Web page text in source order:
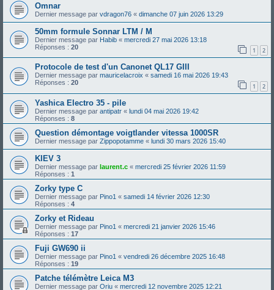
Omnar
Dernier message par vdragon76 « dimanche 07 juin 2026 13:29
50mm formule Sonnar LTM / M
Dernier message par Habib « mercredi 27 mai 2026 13:18
Réponses : 20 1 2
Protocole de test d'un Canonet QL17 GIII
Dernier message par mauricelacroix « samedi 16 mai 2026 19:43
Réponses : 20 1 2
Yashica Electro 35 - pile
Dernier message par antipatr « lundi 04 mai 2026 19:42
Réponses : 8
Question démontage voigtlander vitessa 1000SR
Dernier message par Zippopotamme « lundi 30 mars 2026 15:40
KIEV 3
Dernier message par laurent.c « mercredi 25 février 2026 11:59
Réponses : 1
Zorky type C
Dernier message par Pino1 « samedi 14 février 2026 12:30
Réponses : 4
Zorky et Rideau
Dernier message par Pino1 « mercredi 21 janvier 2026 15:46
Réponses : 17
Fuji GW690 ii
Dernier message par Pino1 « vendredi 26 décembre 2025 16:48
Réponses : 19
Patche télémètre Leica M3
Dernier message par Oriu « mercredi 12 novembre 2025 12:21